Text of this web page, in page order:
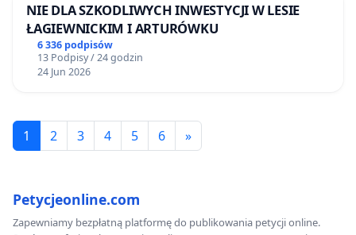
NIE DLA SZKODLIWYCH INWESTYCJI W LESIE
ŁAGIEWNICKIM I ARTURÓWKU
6 336 podpisów
13 Podpisy / 24 godzin
24 Jun 2026
1 2 3 4 5 6 »
Petycjeonline.com
Zapewniamy bezpłatną platformę do publikowania petycji online.